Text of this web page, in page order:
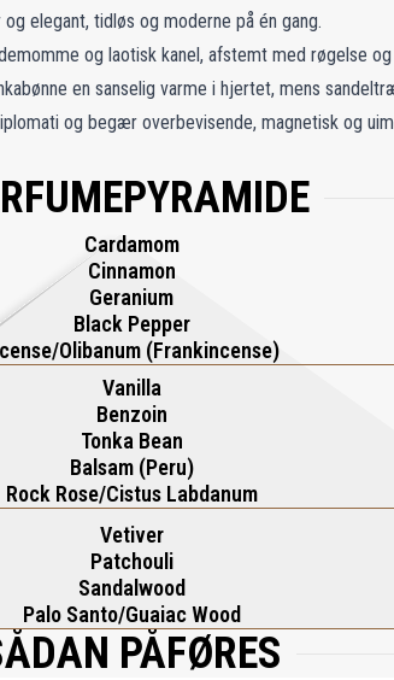
elegant, tidløs og moderne på én gang.
og laotisk kanel, afstemt med røgelse
en sanselig varme i hjertet, mens
og begær overbevisende, magnetisk og
Cardamom
Cinnamon
Geranium
Black Pepper
Olibanum (Frankincense)
Vanilla
Benzoin
Tonka Bean
Balsam (Peru)
Rock Rose/Cistus Labdanum
Vetiver
Patchouli
Sandalwood
Palo Santo/Guaiac Wood
PÅFØRES